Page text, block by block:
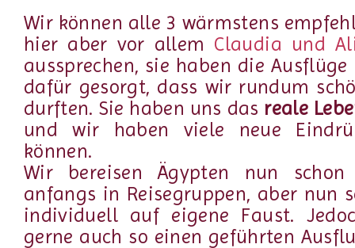
Wir können alle 3 wärmstens
hier aber vor allem Claudia und
aussprechen, sie haben die
dafür gesorgt, dass wir rundum
durften. Sie haben uns das reale
und wir haben viele neue
können.
Wir bereisen Ägypten nun
anfangs in Reisegruppen, aber nun
individuell auf eigene Faust.
gerne auch so einen geführten